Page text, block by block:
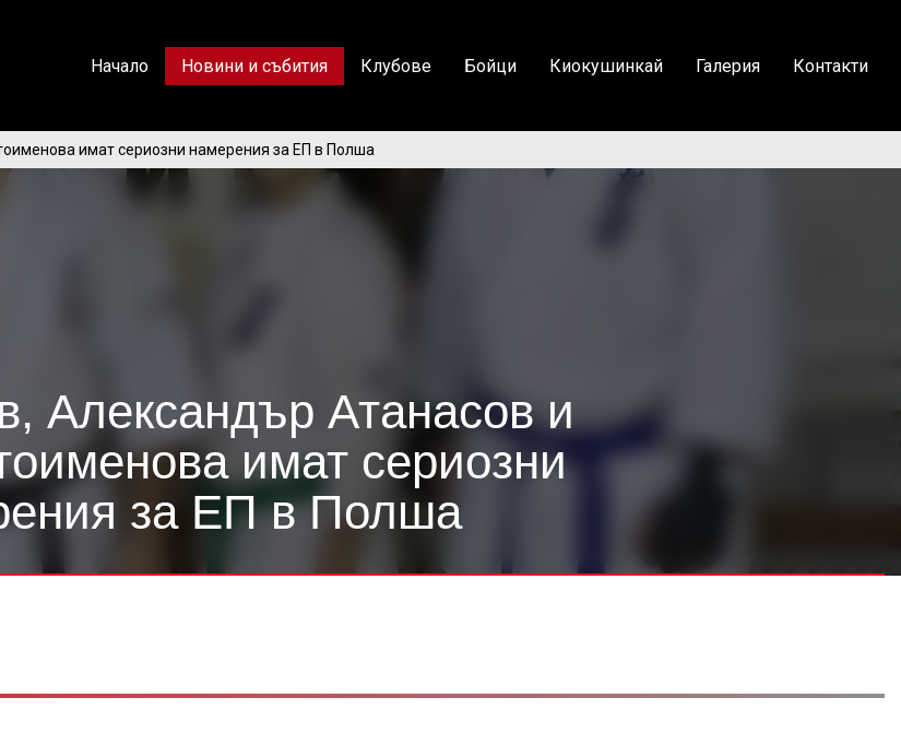
Начало Новини и събития Клубове Бойци Киокушинкай Галерия Контакти
имат сериозни намерения за ЕП в Полша
Александър Атанасов и
имат сериозни
за ЕП в Полша